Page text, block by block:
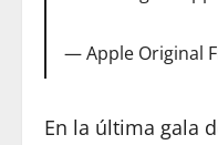
— Apple Original
En la última gala